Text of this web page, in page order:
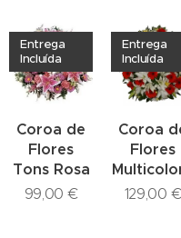
Coroa de
Flores
Tons Rosa
Entrega
Incluída
99,00 €
Coroa
Flores
Entrega
Incluída
129,00 €